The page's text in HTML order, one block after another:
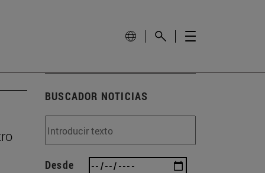
BUSCADOR NOTICIAS
Desde